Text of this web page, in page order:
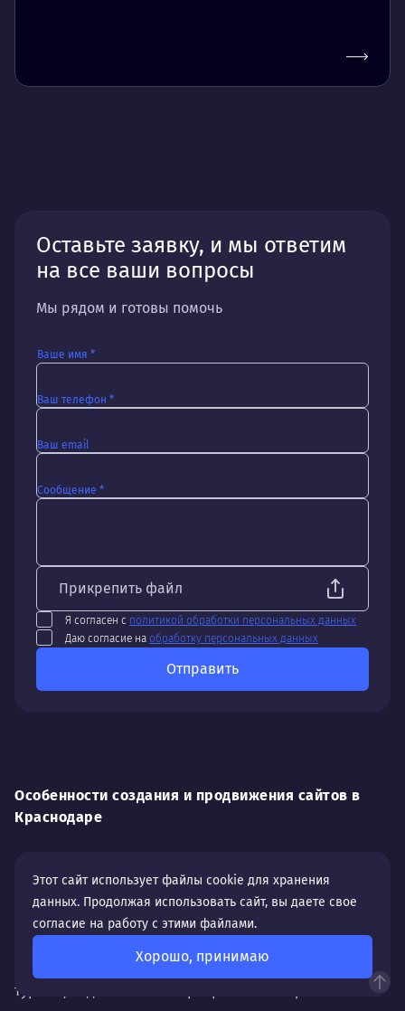
Оставьте заявку, и мы ответим
на все ваши вопросы
Мы рядом и готовы помочь
Ваше имя *
Ваш телефон *
Ваш email
Сообщение *
Прикрепить файл
Я согласен с политикой обработки персональных данных
Даю согласие на обработку персональных данных
Отправить
Особенности создания и продвижения сайтов в
Краснодаре
Солнечный город на юге России становится центром
притяжения не только для туристов. Краснодар — это
город стремительного предпринимательского роста,
в котором деловой ритм задают большое
разнообразие ниш: агропромышленный комплекс,
туризм, недвижимость и разработка IT-проектов.
Этот сайт использует файлы cookie для хранения
данных. Продолжая использовать сайт, вы даете свое
согласие на работу с этими файлами.
Хорошо, принимаю